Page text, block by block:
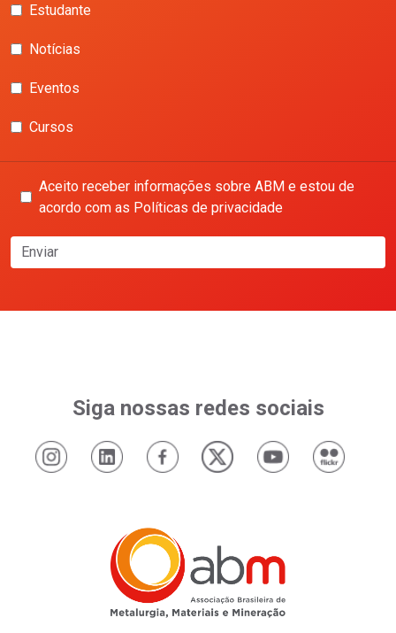
Estudante
Notícias
Eventos
Cursos
Aceito receber informações sobre ABM e estou de
acordo com as Políticas de privacidade
Enviar
Siga nossas redes sociais